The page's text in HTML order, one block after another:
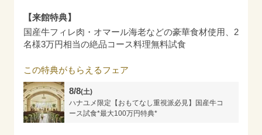
【来館特典】
国産牛フィレ肉・オマール海老などの豪華食材使用、2
名様3万円相当の絶品コース料理無料試食
この特典がもらえるフェア
8/8(土)
ハナユメ限定【おもてなし重視派必見】国産牛コ
ース試食*最大100万円特典*